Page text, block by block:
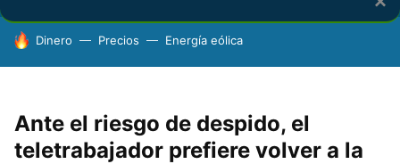
HOY SE HABLA DE
Dinero Precios Energía eólica
Ante el riesgo de despido, el
teletrabajador prefiere volver a la